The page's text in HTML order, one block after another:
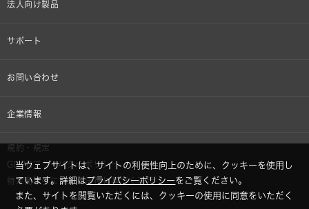
車載製品
法人向け製品
設備音響機器
半導体レーザー応用製品
サポート
個人向け製品サポート
お問い合わせ
その他、メディア 取材関連等のお問い合わせ
企業情報
株式会社オーディオテクニカ
採用情報
規約・規定
GDPRプライバシーポリシー
特定商取引に関する法律に基づく表示
当ウェブサイトは、サイトの利便性向上のために、クッキーを使用し
ています。詳細はプライバシーポリシーをご覧ください。
また、サイトを閲覧いただくには、クッキーの使用に同意をいただく